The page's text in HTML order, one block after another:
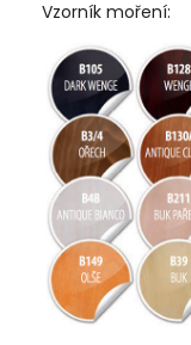
Vzorník moření: